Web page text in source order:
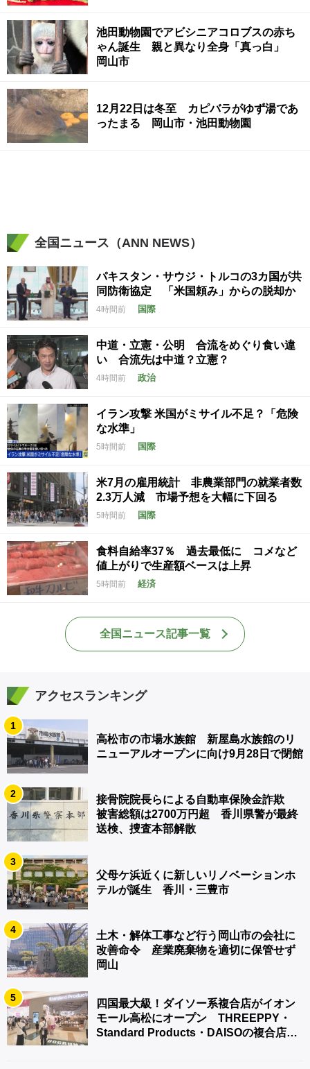
池田動物園でアビシニアコロブスの赤ち
ゃん誕生 親と異なり全身「真っ白」
岡山市
12月22日は冬至 カピバラがゆず湯であ
ったまる 岡山市・池田動物園
全国ニュース（ANN NEWS）
パキスタン・サウジ・トルコの3カ国が共
同防衛協定 「米国頼み」からの脱却か
4時間前 国際
中道・立憲・公明 合流をめぐり食い違
い 合流先は中道？立憲？
4時間前 政治
イラン攻撃 米国がミサイル不足？「危険
な水準」
5時間前 国際
米7月の雇用統計 非農業部門の就業者数
2.3万人減 市場予想を大幅に下回る
5時間前 国際
食料自給率37％ 過去最低に コメなど
値上がりで生産額ベースは上昇
5時間前 経済
全国ニュース記事一覧
アクセスランキング
1
高松市の市場水族館 新屋島水族館のリ
ニューアルオープンに向け9月28日で閉館
2
接骨院院長らによる自動車保険金詐欺
被害総額は2700万円超 香川県警が最終
送検、捜査本部解散
3
父母ケ浜近くに新しいリノベーションホ
テルが誕生 香川・三豊市
4
土木・解体工事など行う岡山市の会社に
改善命令 産業廃棄物を適切に保管せず
岡山
5
四国最大級！ダイソー系複合店がイオン
モール高松にオープン THREEPPY・
Standard Products・DAISOの複合店は